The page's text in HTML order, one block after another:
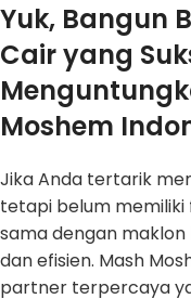
Yuk, Bangun
Cair yang
Moshem
Jika Anda tertarik
tetapi belum memiliki
sama dengan maklon
dan efisien. Mash
partner terpercaya